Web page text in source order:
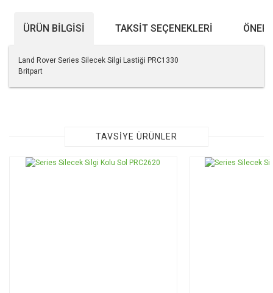
ÜRÜN BILGISI TAKSIT SEÇENEKLERI
Land Rover Series Silecek Silgi Lastiği PRC1330
Britpart
Görüş ve önerileriniz için teşekkür ederiz.
Ürün resmi kalitesiz, bozuk veya görüntülenemiyor.
TAVSİYE ÜRÜNLER